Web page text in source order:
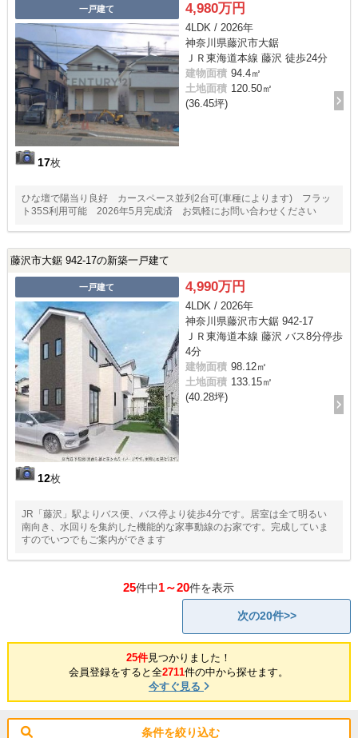
一戸建て
17枚
4,980万円
4LDK / 2026年
神奈川県藤沢市大鋸
ＪＲ東海道本線 藤沢 徒歩24分
建物面積 94.4㎡
土地面積 120.50㎡
(36.45坪)
ひな壇で陽当り良好 カースペース並列2台可(車種によります) フラッ
ト35S利用可能 2026年5月完成済 お気軽にお問い合わせください
藤沢市大鋸 942-17の新築一戸建て
一戸建て
12枚
4,990万円
4LDK / 2026年
神奈川県藤沢市大鋸 942-17
ＪＲ東海道本線 藤沢 バス8分停歩
4分
建物面積 98.12㎡
土地面積 133.15㎡
(40.28坪)
JR「藤沢」駅よりバス便、バス停より徒歩4分です。居室は全て明るい
南向き、水回りを集約した機能的な家事動線のお家です。完成していま
すのでいつでもご案内ができます
25件中1～20件を表示
次の20件>>
25件見つかりました！
会員登録をすると全2711件の中から探せます。
今すぐ見る
条件を絞り込む